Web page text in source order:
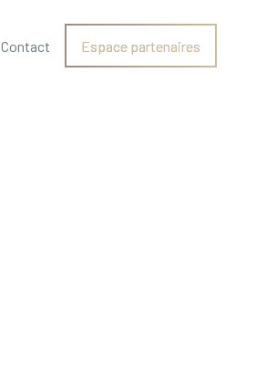
Contact Espace partenaires